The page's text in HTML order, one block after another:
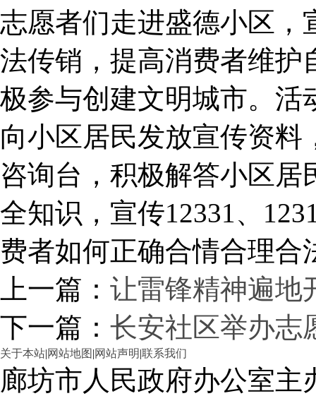
志愿者们走进盛德小区，
法传销，提高消费者维护
极参与创建文明城市。活
向小区居民发放宣传资
咨询台，积极解答小区
全知识，宣传12331、
费者如何正确合情合理合
上一篇： 让雷锋精神遍地
下一篇： 长安社区举办志
关于本站|网站地图 |网站声明|联系我们
廊坊市人民政府办公室